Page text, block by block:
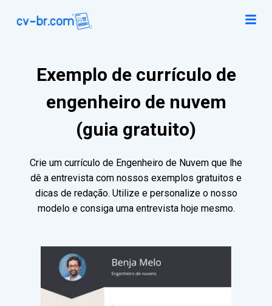
Exemplo de currículo de
engenheiro de nuvem
(guia gratuito)
Crie um currículo de Engenheiro de Nuvem que lhe
dê a entrevista com nossos exemplos gratuitos e
dicas de redação. Utilize e personalize o nosso
modelo e consiga uma entrevista hoje mesmo.